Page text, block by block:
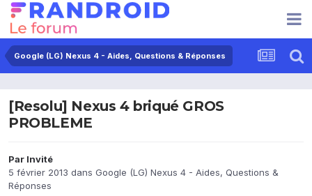
Google (LG) Nexus 4 - Aides, Questions & Réponses
[Resolu] Nexus 4 briqué GROS
PROBLEME
Par Invité
5 février 2013 dans Google (LG) Nexus 4 - Aides, Questions &
Réponses